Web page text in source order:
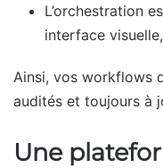
L’orchestration
interface
Ainsi, vos workflows
audités et toujours à
Une